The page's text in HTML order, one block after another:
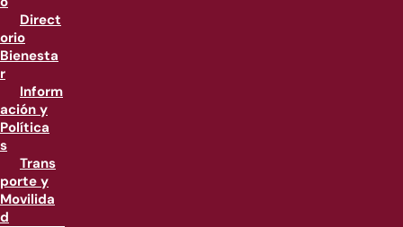
Direct
orio
Bienesta
r
Inform
ación y
Política
s
Trans
porte y
Movilida
d